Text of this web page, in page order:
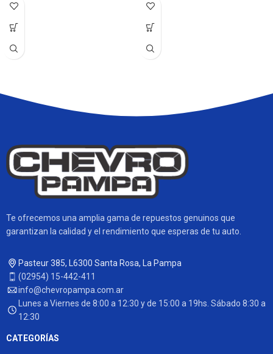
Te ofrecemos una amplia gama de repuestos genuinos que
garantizan la calidad y el rendimiento que esperas de tu auto.
Pasteur 385, L6300 Santa Rosa, La Pampa
(02954) 15-442-411
info@chevropampa.com.ar
Lunes a Viernes de 8:00 a 12:30 y de 15:00 a 19hs. Sábado 8:30 a
12:30
CATEGORÍAS